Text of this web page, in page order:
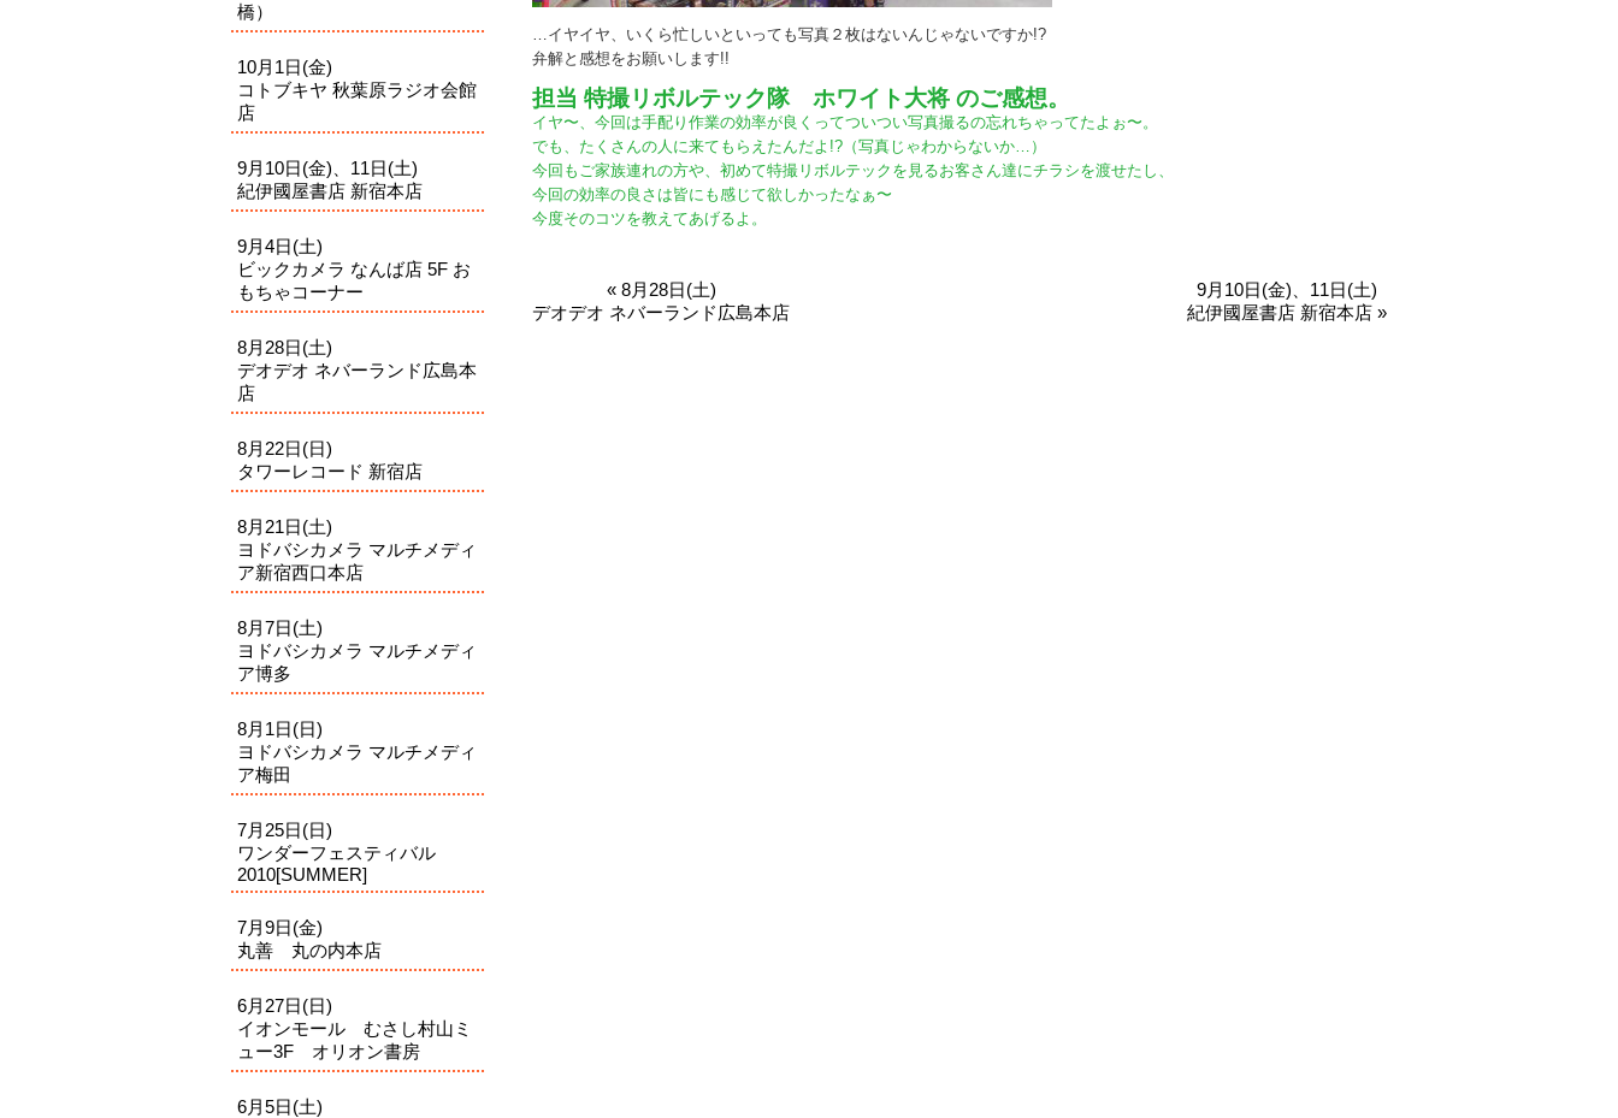
橋）
10月1日(金)
コトブキヤ 秋葉原ラジオ会館
店
9月10日(金)、11日(土)
紀伊國屋書店 新宿本店
9月4日(土)
ビックカメラ なんば店 5F お
もちゃコーナー
8月28日(土)
デオデオ ネバーランド広島本
店
8月22日(日)
タワーレコード 新宿店
8月21日(土)
ヨドバシカメラ マルチメディ
ア新宿西口本店
8月7日(土)
ヨドバシカメラ マルチメディ
ア博多
8月1日(日)
ヨドバシカメラ マルチメディ
ア梅田
7月25日(日)
ワンダーフェスティバル
2010[SUMMER]
7月9日(金)
丸善 丸の内本店
6月27日(日)
イオンモール むさし村山ミ
ュー3F オリオン書房
6月5日(土)
…イヤイヤ、いくら忙しいといっても写真２枚はないんじゃないですか!?
弁解と感想をお願いします!!
担当 特撮リボルテック隊 ホワイト大将 のご感想。
イヤ〜、今回は手配り作業の効率が良くってついつい写真撮るの忘れちゃってたよぉ〜。
でも、たくさんの人に来てもらえたんだよ!?（写真じゃわからないか…）
今回もご家族連れの方や、初めて特撮リボルテックを見るお客さん達にチラシを渡せたし、
今回の効率の良さは皆にも感じて欲しかったなぁ〜
今度そのコツを教えてあげるよ。
« 8月28日(土)
デオデオ ネバーランド広島本店
9月10日(金)、11日(土)
紀伊國屋書店 新宿本店 »